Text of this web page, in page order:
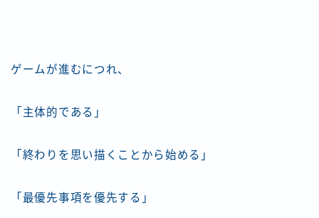
ゲームが進むにつれ、
「主体的である」
「終わりを思い描くことから始める」
「最優先事項を優先する」